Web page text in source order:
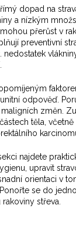
dopad na
a nízkým
přerůst v
preventivní
nedostatek
odpověď.
změn.
těla,
najdete
upravit
orientaci v
se do
střeva.